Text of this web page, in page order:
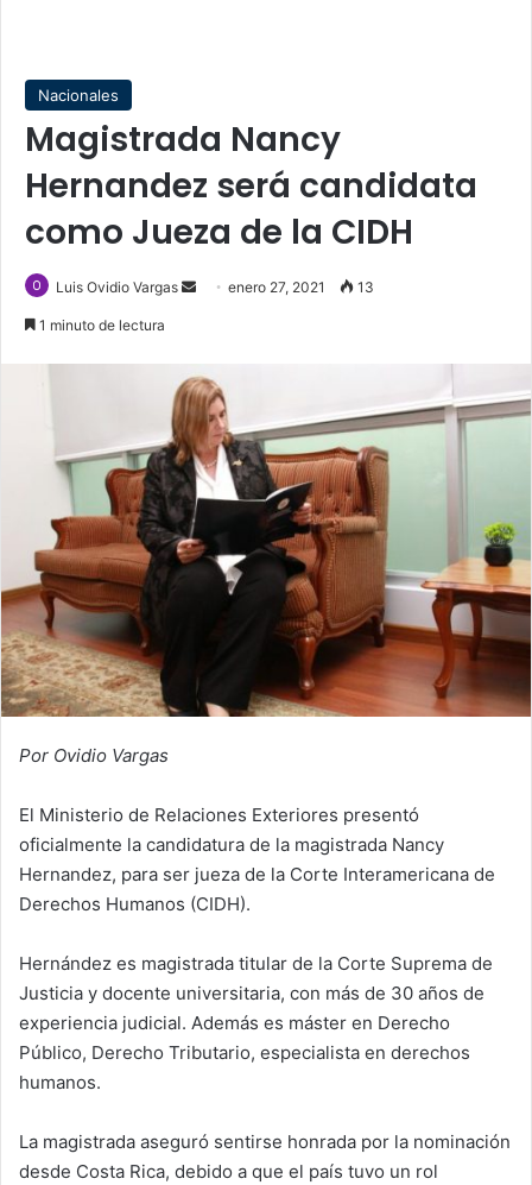
Nacionales
Magistrada Nancy
Hernandez será candidata
como Jueza de la CIDH
Luis Ovidio Vargas
Sendenero 27, 2021 13
1 minuto de lectura
Por Ovidio Vargas
El Ministerio de Relaciones Exteriores presentó
oficialmente la candidatura de la magistrada Nancy
Hernandez, para ser jueza de la Corte Interamericana de
Derechos Humanos (CIDH).
Hernández es magistrada titular de la Corte Suprema de
Justicia y docente universitaria, con más de 30 años de
experiencia judicial. Además es máster en Derecho
Público, Derecho Tributario, especialista en derechos
humanos.
La magistrada aseguró sentirse honrada por la nominación
desde Costa Rica, debido a que el país tuvo un rol